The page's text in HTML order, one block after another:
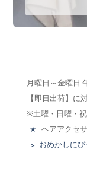
月曜日～金曜日
【即日出荷】に
※土曜・日曜・祝
ヘアアクセ
おめかしに